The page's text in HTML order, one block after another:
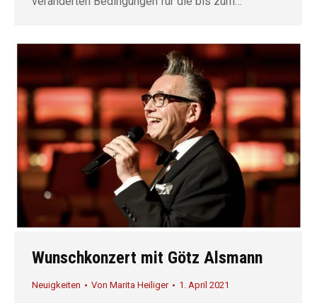
Wunschkonzert mit Götz Alsmann
Neuigkeiten Von Marita Heiliger 1. April 2021